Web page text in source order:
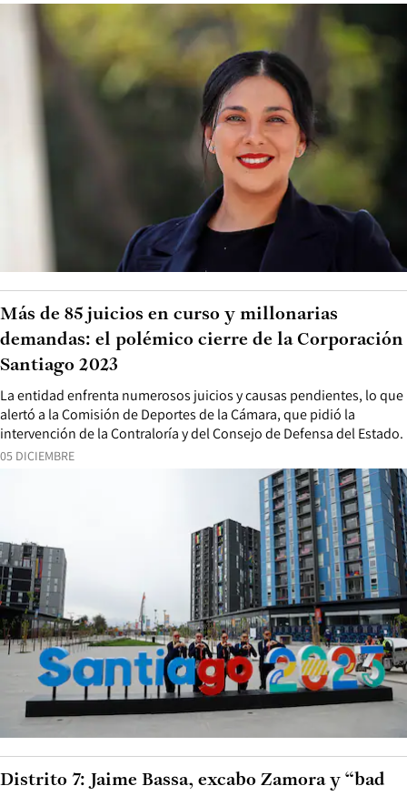
05 DICIEMBRE
La entidad enfrenta numerosos juicios y causas pendientes, lo que
alertó a la Comisión de Deportes de la Cámara, que pidió la
intervención de la Contraloría y del Consejo de Defensa del Estado.
Más de 85 juicios en curso y millonarias
demandas: el polémico cierre de la Corporación
Santiago 2023
Distrito 7: Jaime Bassa, excabo Zamora y “bad